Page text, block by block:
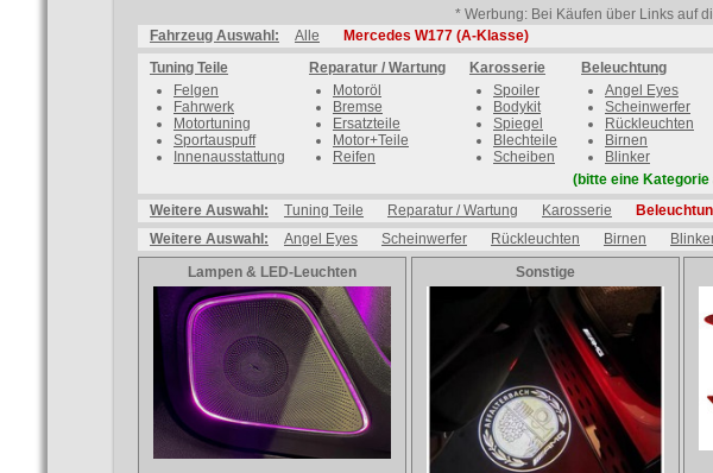
* Werbung: Bei Käufen über Links auf
Fahrzeug Auswahl:
Alle
Mercedes W177 (A-Klasse)
Tuning Teile
Felgen
Fahrwerk
Motortuning
Sportauspuff
Innenausstattung
Reparatur / Wartung
Motoröl
Bremse
Ersatzteile
Motor+Teile
Reifen
Karosserie
Spoiler
Bodykit
Spiegel
Blechteile
Scheiben
Beleuchtung
Angel Eyes
Scheinwerfer
Rückleuchten
Birnen
Blinker
(bitte eine Kategorie
Weitere Auswahl:
Tuning Teile Reparatur / Wartung Karosserie
Weitere Auswahl:
Angel Eyes Scheinwerfer Rückleuchten Birnen
Lampen & LED-Leuchten
Sonstige